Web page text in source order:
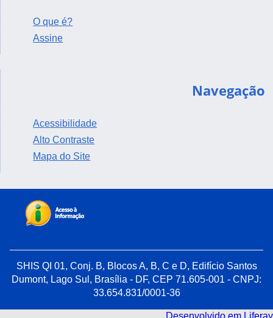
O que é?
Assine
Navegação
Acessibilidade
Alto Contraste
Mapa do Site
SHIS QI 01, Conj. B, Blocos A, B, C e D, Edifício Santos
Dumont, Lago Sul, Brasília - DF, CEP 71.605-001 - CNPJ:
33.654.831/0001-36
Desenvolvido em Liferay